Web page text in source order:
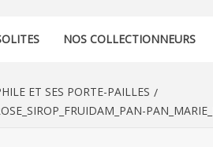
NOS COLLECTIONNEURS
ET SES PORTE-PAILLES